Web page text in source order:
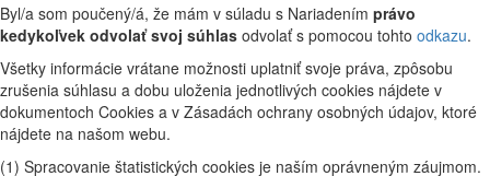
Byl/a som poučený/á, že mám v súladu s Nariadením právo
kedykoľvek odvolať svoj súhlas odvolať s pomocou tohto odkazu.
Všetky informácie vrátane možnosti uplatniť svoje práva, zpôsobu
zrušenia súhlasu a dobu uloženia jednotlivých cookies nájdete v
dokumentoch Cookies a v Zásadách ochrany osobných údajov, ktoré
nájdete na našom webu.
(1) Spracovanie štatistických cookies je naším oprávneným záujmom.